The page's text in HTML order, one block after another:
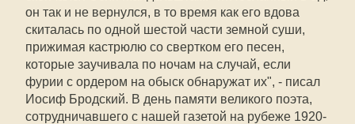
он так и не вернулся, в то время как его вдова
скиталась по одной шестой части земной суши,
прижимая кастрюлю со свертком его песен,
которые заучивала по ночам на случай, если
фурии с ордером на обыск обнаружат их", - писал
Иосиф Бродский. В день памяти великого поэта,
сотрудничавшего с нашей газетой на рубеже 1920-